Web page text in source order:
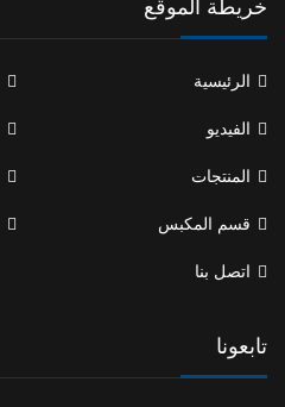
خريطة الموقع
الرئيسية
الفيديو
المنتجات
قسم المكبس
اتصل بنا
تابعونا